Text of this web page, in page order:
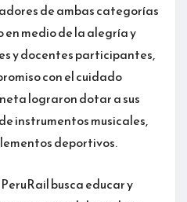
de ambas categorías
en medio de la alegría y
y docentes participantes,
con el cuidado
lograron dotar a sus
instrumentos musicales,
deportivos.
busca educar y